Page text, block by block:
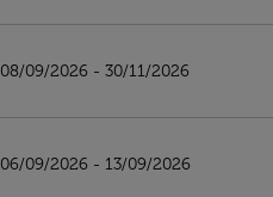
08/09/2026 - 30/11/2026
06/09/2026 - 13/09/2026